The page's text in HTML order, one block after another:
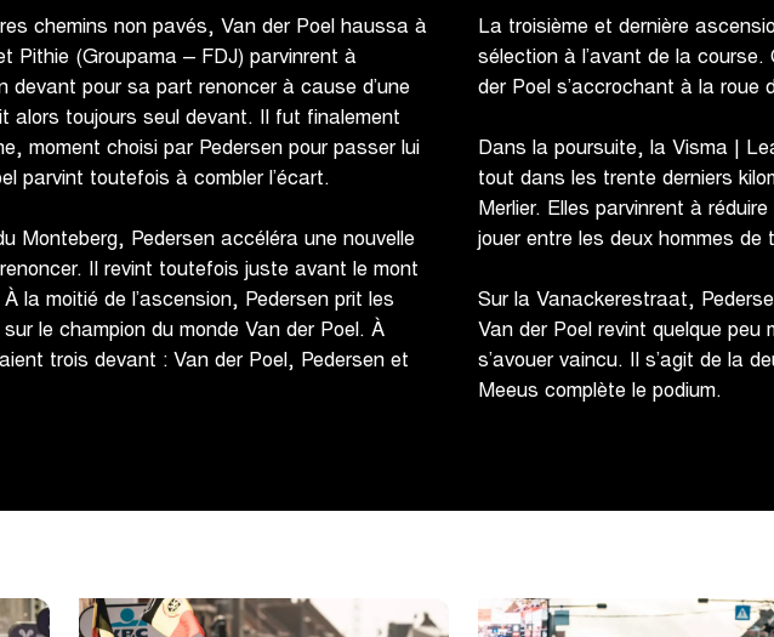
chemins non pavés, Van der Poel haussa à
Pithie (Groupama – FDJ) parvinrent à
devant pour sa part renoncer à cause d’une
alors toujours seul devant. Il fut finalement
moment choisi par Pedersen pour passer lui
parvint toutefois à combler l’écart.
Monteberg, Pedersen accéléra une nouvelle
Il revint toutefois juste avant le mont
la moitié de l’ascension, Pedersen prit les
le champion du monde Van der Poel. À
trois devant : Van der Poel, Pedersen et
La troisième et dernière
sélection à l’avant de la
der Poel s’accrochant à la roue
Dans la poursuite, la Visma |
tout dans les trente derniers
Merlier. Elles parvinrent à
jouer entre les deux hommes de
Sur la Vanackerestraat,
Van der Poel revint quelque
s’avouer vaincu. Il s’agit de la
Meeus complète le podium.